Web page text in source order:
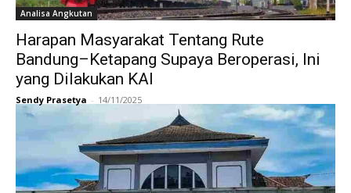
Analisa Angkutan
Harapan Masyarakat Tentang Rute
Bandung–Ketapang Supaya Beroperasi, Ini
yang Dilakukan KAI
Sendy Prasetya - 14/11/2025